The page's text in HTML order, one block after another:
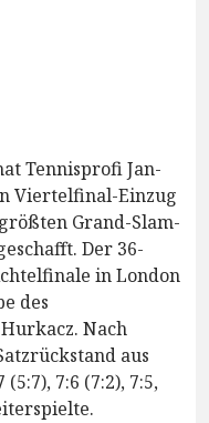
Tennisprofi Jan-
Viertelfinal-Einzug
Grand-Slam-
Der 36-
in London
des
Nach
aus
7:6 (7:2), 7:5,